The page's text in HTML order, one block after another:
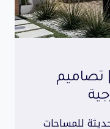
تصاميم
للمساحات